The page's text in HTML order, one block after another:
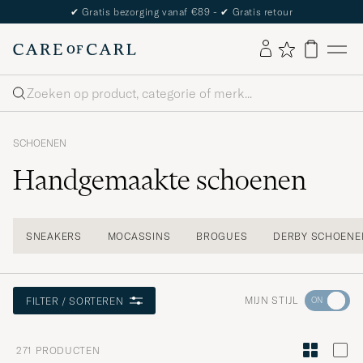
The Care of Carl Passport
Zoeken
SCHOENEN
Handgemaakte schoenen
SNEAKERS MOCASSINS BROGUES DERBY
FILTER / SORTEREN MIJN STIJL Ga
Stijladvies
271 PRODUCTEN